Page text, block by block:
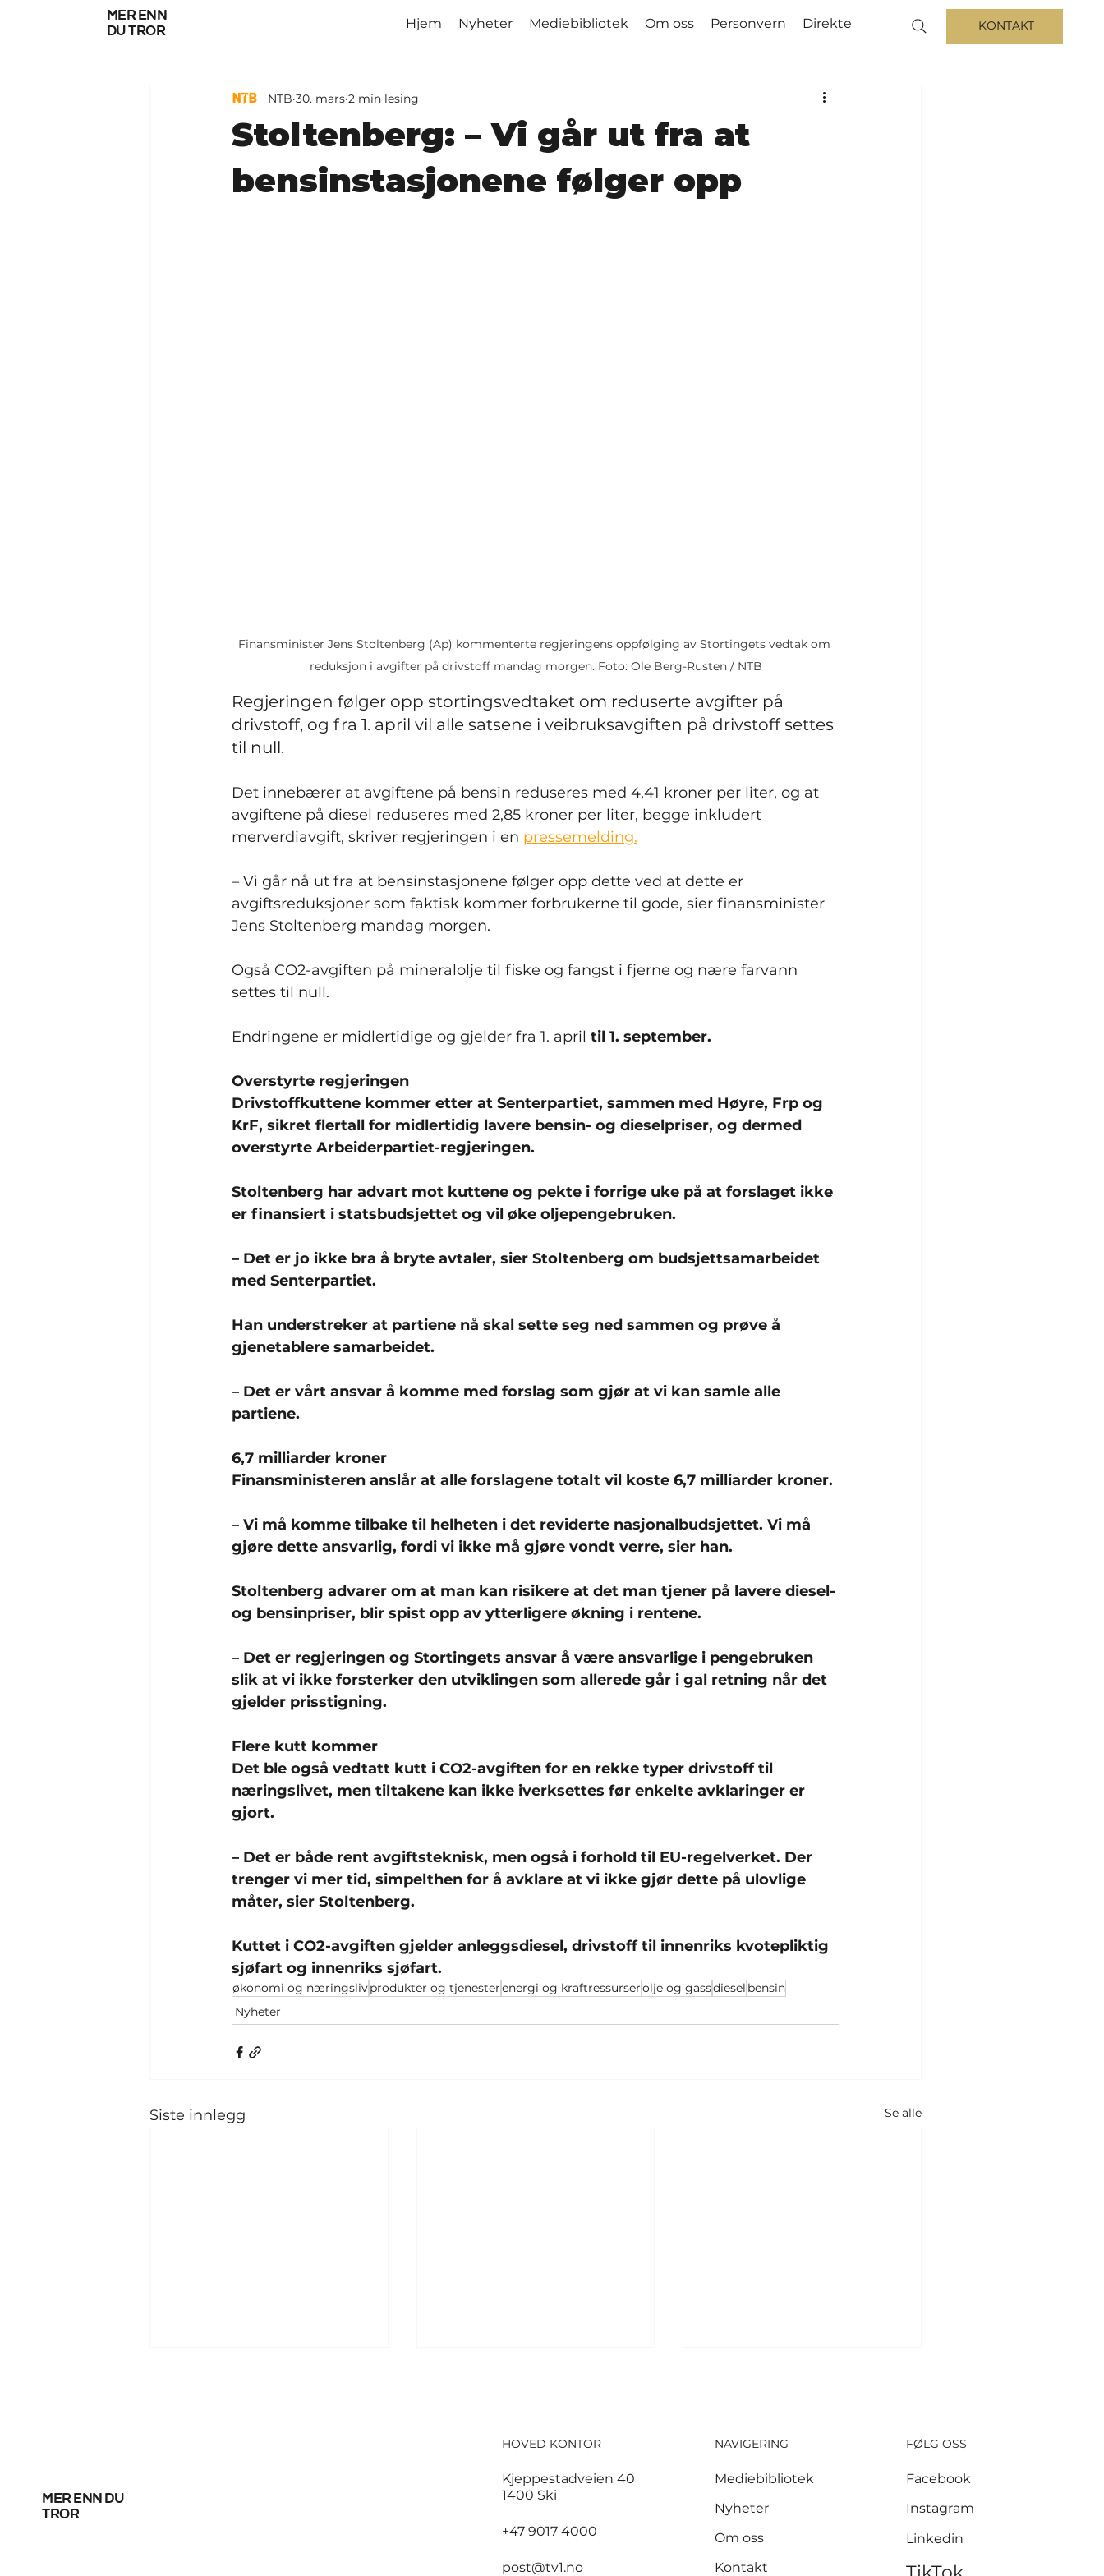
mer enn
du tror
Hjem Nyheter Mediebibliotek Om oss Personvern Direkte KONTAKT
Stoltenberg: – Vi går ut fra at
bensinstasjonene følger opp
NTB 30. mars 2 min lesing
Finansminister Jens Stoltenberg (Ap) kommenterte regjeringens oppfølging av Stortingets vedtak om
reduksjon i avgifter på drivstoff mandag morgen. Foto: Ole Berg-Rusten / NTB
Regjeringen følger opp stortingsvedtaket om reduserte avgifter på
drivstoff, og fra 1. april vil alle satsene i veibruksavgiften på drivstoff settes
til null.
Det innebærer at avgiftene på bensin reduseres med 4,41 kroner per liter, og at
avgiftene på diesel reduseres med 2,85 kroner per liter, begge inkludert
merverdiavgift, skriver regjeringen i en pressemelding.
– Vi går nå ut fra at bensinstasjonene følger opp dette ved at dette er
avgiftsreduksjoner som faktisk kommer forbrukerne til gode, sier finansminister
Jens Stoltenberg mandag morgen.
Også CO2-avgiften på mineralolje til fiske og fangst i fjerne og nære farvann
settes til null.
Endringene er midlertidige og gjelder fra 1. april til 1. september.
Overstyrte regjeringen
Drivstoffkuttene kommer etter at Senterpartiet, sammen med Høyre, Frp og
KrF, sikret flertall for midlertidig lavere bensin- og dieselpriser, og dermed
overstyrte Arbeiderpartiet-regjeringen.
Stoltenberg har advart mot kuttene og pekte i forrige uke på at forslaget ikke
er finansiert i statsbudsjettet og vil øke oljepengebruken.
– Det er jo ikke bra å bryte avtaler, sier Stoltenberg om budsjettsamarbeidet
med Senterpartiet.
Han understreker at partiene nå skal sette seg ned sammen og prøve å
gjenetablere samarbeidet.
– Det er vårt ansvar å komme med forslag som gjør at vi kan samle alle
partiene.
6,7 milliarder kroner
Finansministeren anslår at alle forslagene totalt vil koste 6,7 milliarder kroner.
– Vi må komme tilbake til helheten i det reviderte nasjonalbudsjettet. Vi må
gjøre dette ansvarlig, fordi vi ikke må gjøre vondt verre, sier han.
Stoltenberg advarer om at man kan risikere at det man tjener på lavere diesel-
og bensinpriser, blir spist opp av ytterligere økning i rentene.
– Det er regjeringen og Stortingets ansvar å være ansvarlige i pengebruken
slik at vi ikke forsterker den utviklingen som allerede går i gal retning når det
gjelder prisstigning.
Flere kutt kommer
Det ble også vedtatt kutt i CO2-avgiften for en rekke typer drivstoff til
næringslivet, men tiltakene kan ikke iverksettes før enkelte avklaringer er
gjort.
– Det er både rent avgiftsteknisk, men også i forhold til EU-regelverket. Der
trenger vi mer tid, simpelthen for å avklare at vi ikke gjør dette på ulovlige
måter, sier Stoltenberg.
Kuttet i CO2-avgiften gjelder anleggsdiesel, drivstoff til innenriks kvotepliktig
sjøfart og innenriks sjøfart.
økonomi og næringslivprodukter og tjenesterenergi og kraftressurserolje og gassdiesel bensin
Nyheter
Siste innlegg Se alle
sandvolleyballparene i
3,7 millioner kroner
brannen i Krokstadelva
mer enn du
tror
HOVED KONTOR
Kjeppestadveien 40
1400 Ski
+47 9017 4000
post@tv1.no
NAVIGERING
Mediebibliotek
Nyheter
Om oss
Kontakt
FØLG OSS
Facebook
Instagram
Linkedin